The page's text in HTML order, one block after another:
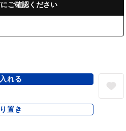
ご確認ください
れる
置き